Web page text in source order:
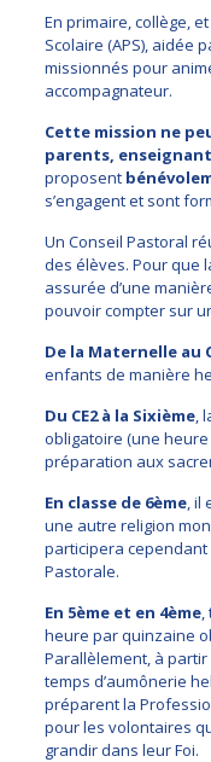
En primaire, collège,
Scolaire (APS), aidée
missionnés pour
accompagnateur.
Cette mission ne
parents,
proposent
s’engagent et sont
Un Conseil Pastoral
des élèves. Pour que
assurée d’une
pouvoir compter sur
De la Maternelle au
enfants de manière
Du CE2 à la Sixième,
obligatoire (une
préparation aux
En classe de 6ème, il
une autre religion
participera
Pastorale.
En 5ème et en 4ème,
heure par quinzaine
Parallèlement, à partir
temps d’aumônerie
préparent la
pour les volontaires
grandir dans leur Foi.